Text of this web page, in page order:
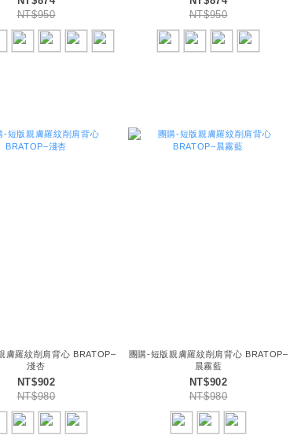
NT$950
NT$950
膚羅紋削肩背心 BRATOP–
淺杏
NT$902
NT$980
團購-短版親膚羅紋削肩背心 BRATOP–
晨霧藍
NT$902
NT$980